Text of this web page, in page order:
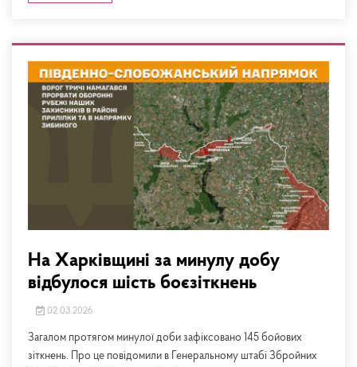
На Харківщині за минулу добу
відбулося шість боєзіткнень
02.03.2026
Загалом протягом минулої доби зафіксовано 145 бойових
зіткнень. Про це повідомили в Генеральному штабі Збройних